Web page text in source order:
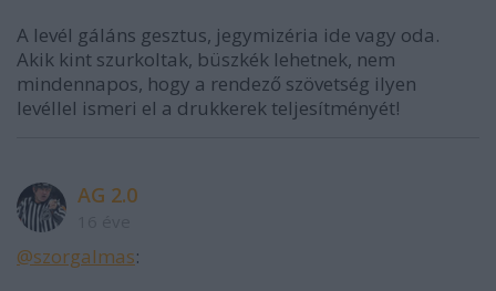
A levél gáláns gesztus, jegymizéria ide vagy oda.
Akik kint szurkoltak, büszkék lehetnek, nem
mindennapos, hogy a rendező szövetség ilyen
levéllel ismeri el a drukkerek teljesítményét!
AG 2.0
@szorgalmas: